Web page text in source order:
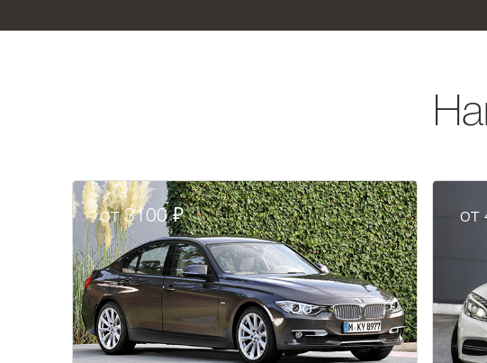
от 3100 ₽ от